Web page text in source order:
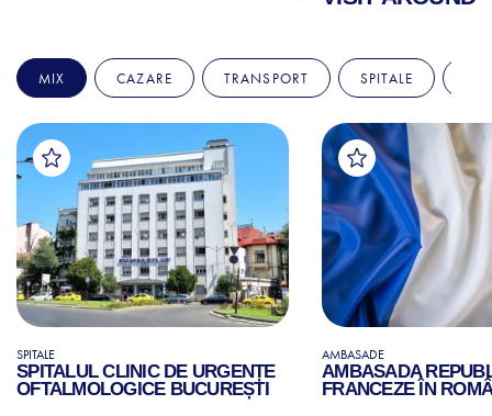
MIX CAZARE TRANSPORT SPITALE
SPITALE
SPITALUL CLINIC DE URGENȚE
OFTALMOLOGICE BUCUREȘTI
AMBASADE
AMBASADA
FRANCEZE ÎN